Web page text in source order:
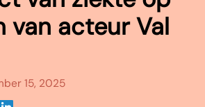
van acteur Val
15, 2025